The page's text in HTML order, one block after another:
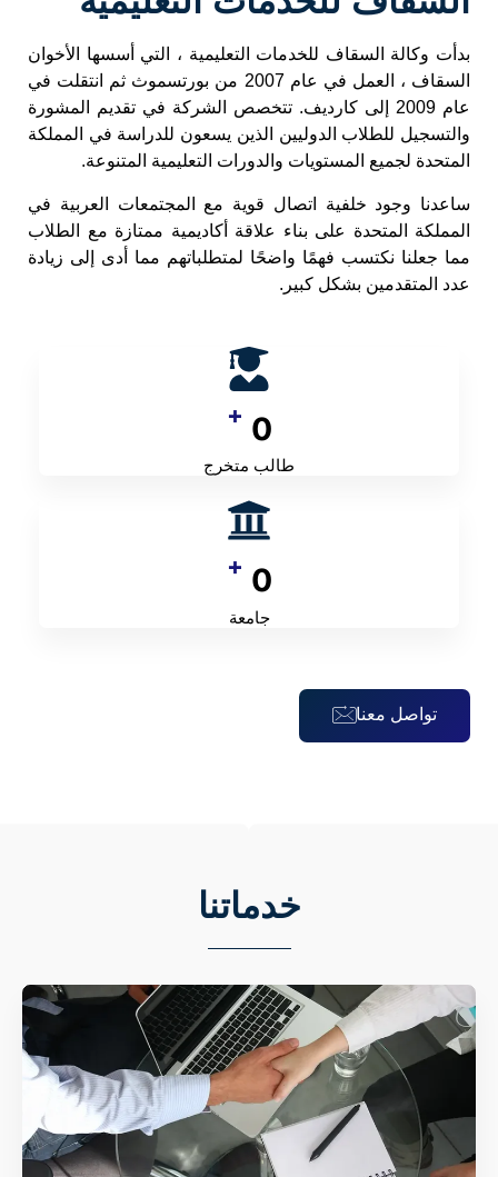
بدأت وكالة السقاف للخدمات التعليمية ، التي أسسها الأخوان
السقاف ، العمل في عام 2007 من بورتسموث ثم انتقلت في
عام 2009 إلى كارديف. تتخصص الشركة في تقديم المشورة
والتسجيل للطلاب الدوليين الذين يسعون للدراسة في المملكة
المتحدة لجميع المستويات والدورات التعليمية المتنوعة.
ساعدنا وجود خلفية اتصال قوية مع المجتمعات العربية في
المملكة المتحدة على بناء علاقة أكاديمية ممتازة مع الطلاب
مما جعلنا نكتسب فهمًا واضحًا لمتطلباتهم مما أدى إلى زيادة
عدد المتقدمين بشكل كبير.
0
+
طالب متخرج
0
+
جامعة
تواصل معنا
خدماتنا